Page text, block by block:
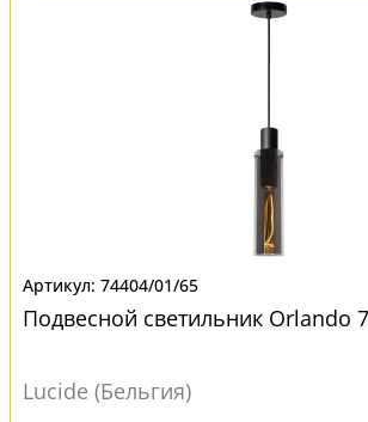
74404/01/65
Подвесной светильник Orlando
Lucide (Бельгия)